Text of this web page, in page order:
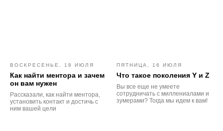
ВОСКРЕСЕНЬЕ, 18 ИЮЛЯ
Как найти ментора и зачем
он вам нужен
Рассказали, как найти ментора,
установить контакт и достичь с
ним вашей цели
ПЯТНИЦА, 16 ИЮЛЯ
Что такое поколения Y и Z
Вы все еще не умеете
сотрудничать с миллениалами и
зумерами? Тогда мы идем к вам!